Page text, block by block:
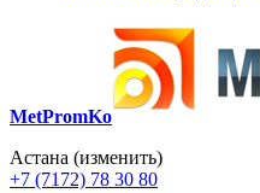
MetPromKo
Астана (изменить)
+7 (7172) 78 30 80